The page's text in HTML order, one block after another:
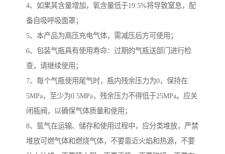
4、如果其含量增加，氧含量低于19.5%将导致窒息，配
备自吸呼吸面罩；
5、本产品为高压充电气体，需减压后方可使用；
6、包装气瓶具有使用寿命：过期的气瓶送部门进行检
查，请继续使用；
7、每个气瓶使用尾气时，瓶内残余压力为0，保持在
5MPa，至少为0.5MPa，残余压力不得低于25MPa。应关
闭瓶阀，以确保气体质量和使用；
8、氩气在运输、储存和使用过程中，应分类堆放，严禁
堆放可燃气体和燃烧气体，不要靠近火焰和热源，不要